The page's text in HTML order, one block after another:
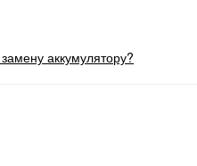
аккумулятору?